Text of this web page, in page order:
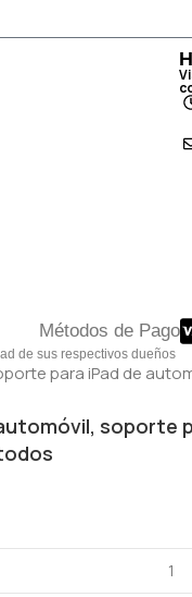
Métodos de Pago
de sus respectivos dueños